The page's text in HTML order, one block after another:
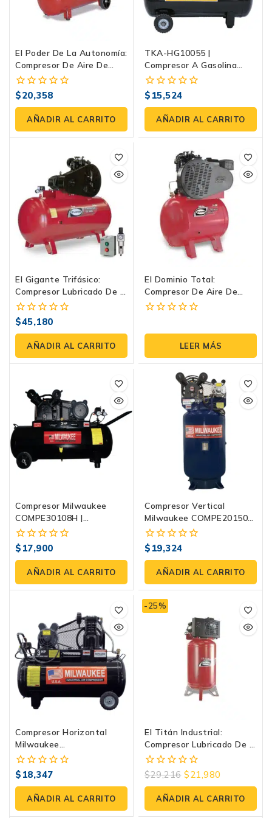
El Poder De La Autonomía:
Compresor De Aire De
Gasolina E150G0700TH-
108 | Evans
0
fuera
5
$20,358
AÑADIR AL CARRITO
TKA-HG10055 |
Compresor A Gasolina
108L | Tonka
0
fuera
5
$ 15,524
AÑADIR AL CARRITO
El Gigante Trifásico:
Compresor Lubricado De 2
Etapas K-E230E0500-500
De Evans
0
fuera
5
$45,180
AÑADIR AL CARRITO
El Dominio Total:
Compresor De Aire De
Gasolina E23G14THAE-
fuera
5
LEER MÁS
Compresor Milwaukee
COMPE30108H |
Horizontal 3 HP, 108
Litros, 120 PSI
0
fuera
5
$ 17,900
AÑADIR AL CARRITO
Compresor Vertical
Milwaukee COMPE20150V
| 2 HP, 150 Litros, 120 PSI
0
fuera
5
$ 19,324
AÑADIR AL CARRITO
Compresor Horizontal
Milwaukee
COMJC30H108B | 3 HP,
108 Litros, 120 PSI
0
fuera
5
$ 18,347
AÑADIR AL CARRITO
-25%
El Titán Industrial:
Compresor Lubricado De 1
Etapa E170ME500-235V
De Evans
0
fuera
5
$29,216 $21,980
AÑADIR AL CARRITO